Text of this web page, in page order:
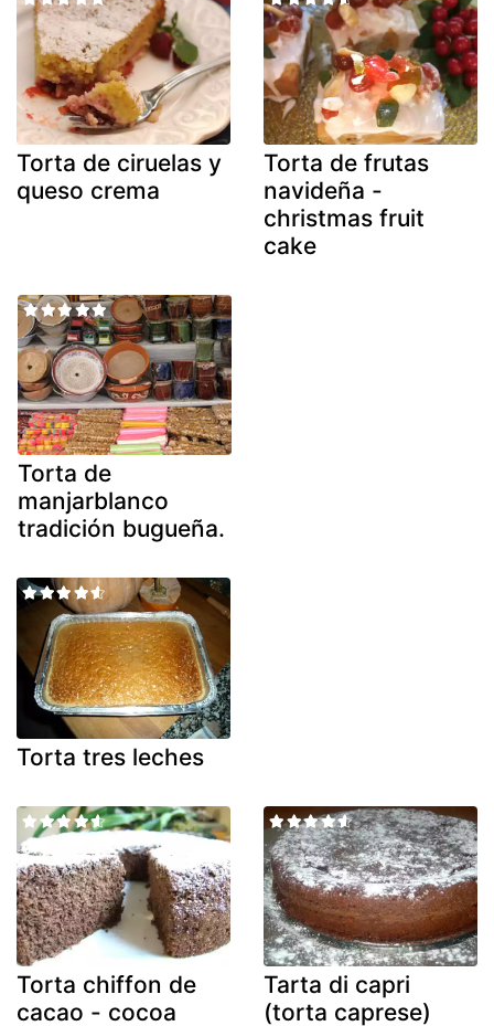
Torta de ciruelas y
queso crema
Torta de frutas
navideña -
christmas fruit
cake
Torta de
manjarblanco
tradición bugueña.
Torta tres leches
Torta chiffon de
cacao - cocoa
Tarta di capri
(torta caprese)